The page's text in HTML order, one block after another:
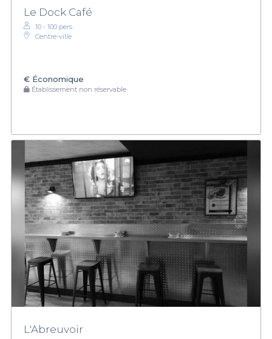
Le Dock Café
10 - 100 pers.
Centre-ville
€ Économique
Établissement non réservable
L'Abreuvoir